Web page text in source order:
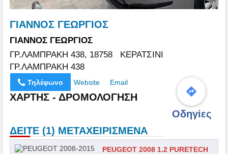
ΓΙΑΝΝΟΣ ΓΕΩΡΓΙΟΣ
ΓΙΑΝΝΟΣ ΓΕΩΡΓΙΟΣ
ΓΡ.ΛΑΜΠΡΑΚΗ 438, 18758 ΚΕΡΑΤΣΙΝΙ
ΓΡ.ΛΑΜΠΡΑΚΗ 438
Τηλέφωνο Website Email
ΧΑΡΤΗΣ - ΔΡΟΜΟΛΟΓΗΣΗ
Οδηγίες
ΔΕΙΤΕ (1) ΜΕΤΑΧΕΙΡΙΣΜΕΝΑ
PEUGEOT 2008 1.2 PURETECH